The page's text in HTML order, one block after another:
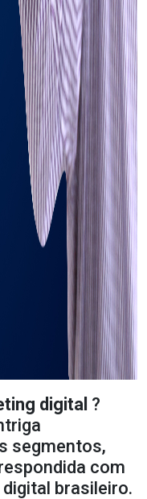
digital ?
segmentos,
com
brasileiro.